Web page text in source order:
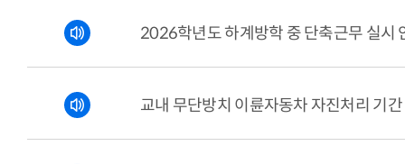
2026학년도 하계방학 중 단축근무 실시
교내 무단방치 이륜자동차 자진처리 기